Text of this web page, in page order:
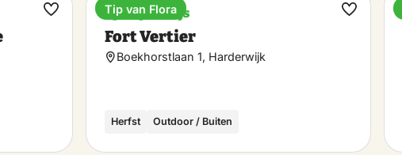
Maak
Speelparadijs
Fort Vertier
Boekhorstlaan 1, Harderwijk
Herfst Outdoor / Buiten
Tip van Flora
Maak